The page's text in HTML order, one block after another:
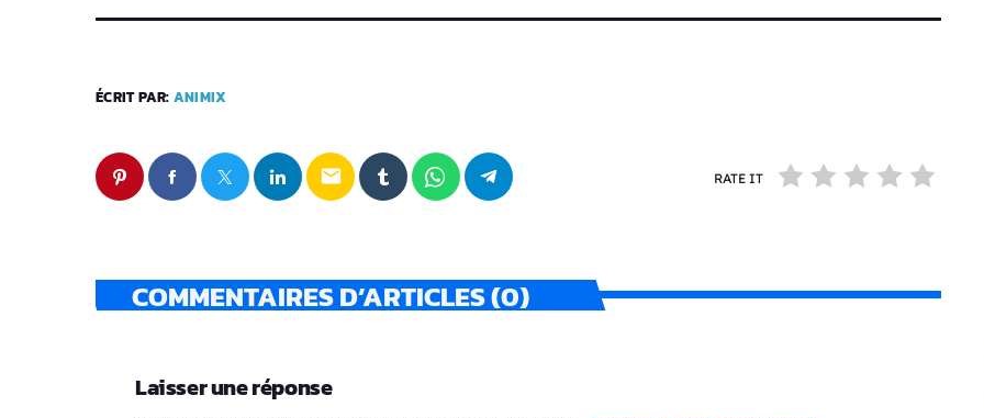
ÉCRIT PAR: ANIMIX
email RATE IT
COMMENTAIRES D’ARTICLES (0)
Laisser une réponse